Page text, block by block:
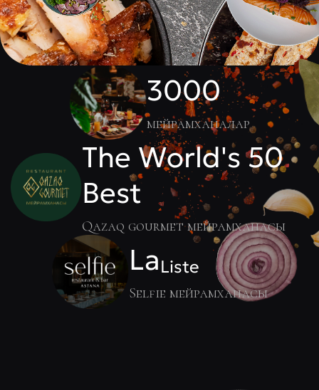
3000
мейрамханалар
The World's 50
Best
Qazaq gourmet мейрамханасы
LaListe
Selfie мейрамханасы